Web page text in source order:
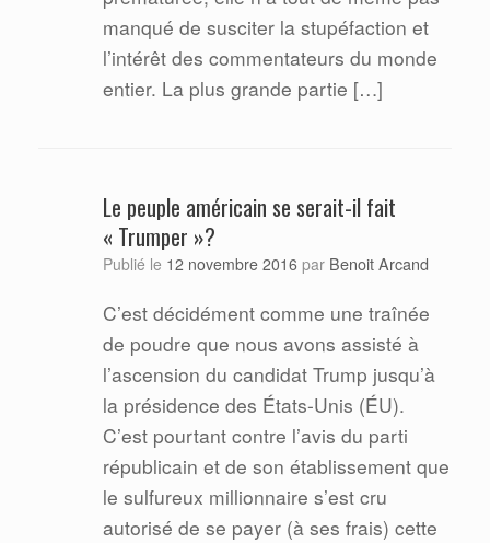
manqué de susciter la stupéfaction et
l’intérêt des commentateurs du monde
entier. La plus grande partie […]
Le peuple américain se serait-il fait
« Trumper »?
Publié le 12 novembre 2016 par Benoit Arcand
C’est décidément comme une traînée
de poudre que nous avons assisté à
l’ascension du candidat Trump jusqu’à
la présidence des États-Unis (ÉU).
C’est pourtant contre l’avis du parti
républicain et de son établissement que
le sulfureux millionnaire s’est cru
autorisé de se payer (à ses frais) cette